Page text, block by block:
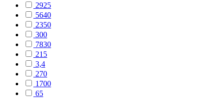
2925
5640
2350
300
7830
215
3,4
270
1700
65